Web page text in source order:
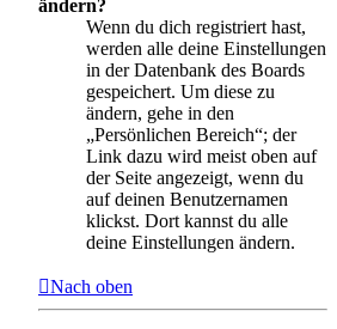
ändern?
Wenn du dich registriert hast,
werden alle deine Einstellungen
in der Datenbank des Boards
gespeichert. Um diese zu
ändern, gehe in den
„Persönlichen Bereich“; der
Link dazu wird meist oben auf
der Seite angezeigt, wenn du
auf deinen Benutzernamen
klickst. Dort kannst du alle
deine Einstellungen ändern.
Nach oben